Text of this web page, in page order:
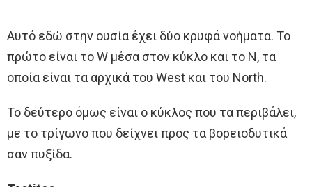
Αυτό εδώ στην ουσία έχει δύο κρυφά νοήματα. Το
πρώτο είναι το W μέσα στον κύκλο και το N, τα
οποία είναι τα αρχικά του West και του North.
Το δεύτερο όμως είναι ο κύκλος που τα περιβάλει,
με το τρίγωνο που δείχνει προς τα βορειοδυτικά
σαν πυξίδα.